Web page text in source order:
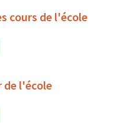
cours de l'école
de l'école